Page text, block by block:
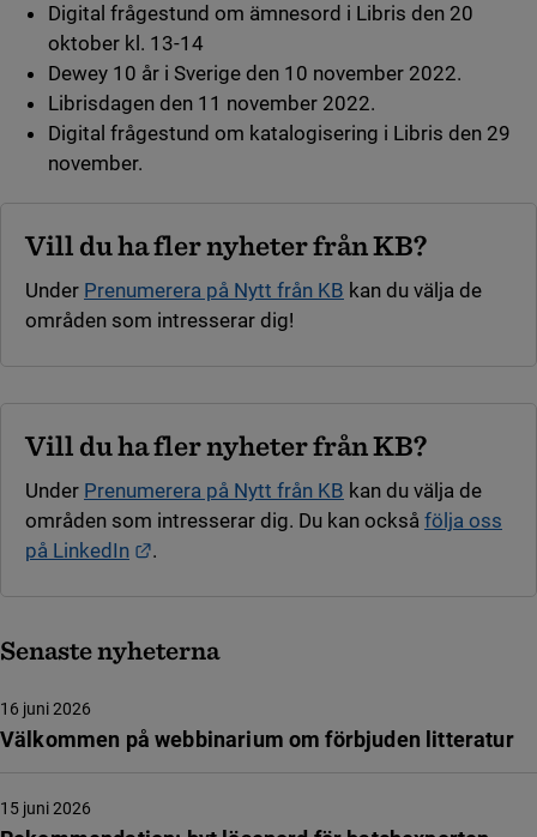
Digital frågestund om ämnesord i Libris den 20
oktober kl. 13-14
Dewey 10 år i Sverige den 10 november 2022.
Librisdagen den 11 november 2022.
Digital frågestund om katalogisering i Libris den 29
november.
Vill du ha fler nyheter från KB?
Under Prenumerera på Nytt från KB kan du välja de
områden som intresserar dig!
Vill du ha fler nyheter från KB?
Under Prenumerera på Nytt från KB kan du välja de
områden som intresserar dig. Du kan också följa oss
på LinkedIn
Länk till annan webbplats.
.
Senaste nyheterna
Välkommen på webbinarium om förbjuden litteratur
16 juni 2026
15 juni 2026